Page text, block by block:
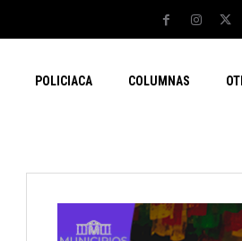
POLICIACA COLUMNAS